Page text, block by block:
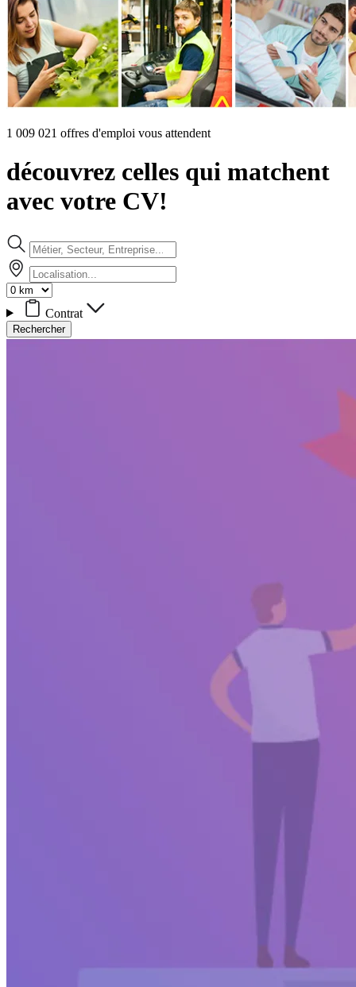
1 009 021 offres d'emploi vous attendent
découvrez celles qui matchent
avec votre CV!
Contrat
Rechercher